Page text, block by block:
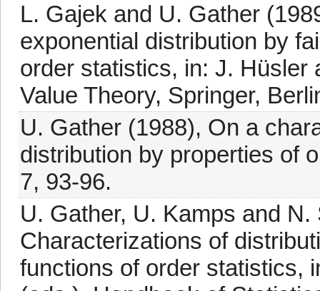
L. Gajek and U. Gather
exponential distribution by
order statistics, in: J. Hüsler
Value Theory, Springer,
U. Gather (1988), On a
distribution by properties of
7, 93-96.
U. Gather, U. Kamps and
Characterizations of
functions of order statistics,